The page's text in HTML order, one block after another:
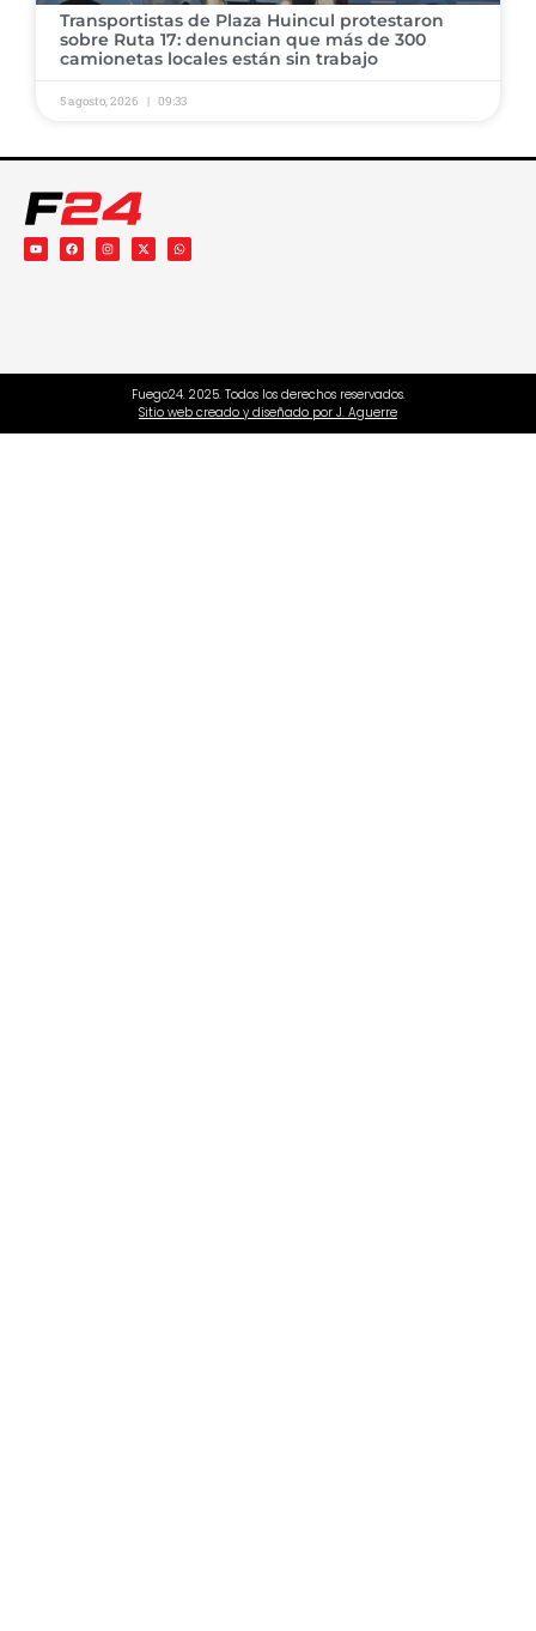
Transportistas de Plaza Huincul protestaron
sobre Ruta 17: denuncian que más de 300
camionetas locales están sin trabajo
5 agosto, 2026 09:33
Fuego24. 2025. Todos los derechos reservados.
Sitio web creado y diseñado por J. Aguerre